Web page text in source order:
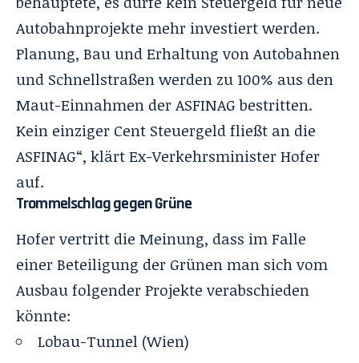
Autobahnprojekte mehr investiert werden.
Planung, Bau und Erhaltung von Autobahnen
und Schnellstraßen werden zu 100% aus den
Maut-Einnahmen der ASFINAG bestritten.
Kein einziger Cent Steuergeld fließt an die
ASFINAG“, klärt Ex-Verkehrsminister Hofer
auf.
Trommelschlag gegen Grüne
Hofer vertritt die Meinung, dass im Falle
einer Beteiligung der Grünen man sich vom
Ausbau folgender Projekte verabschieden
könnte:
Lobau-Tunnel (Wien)